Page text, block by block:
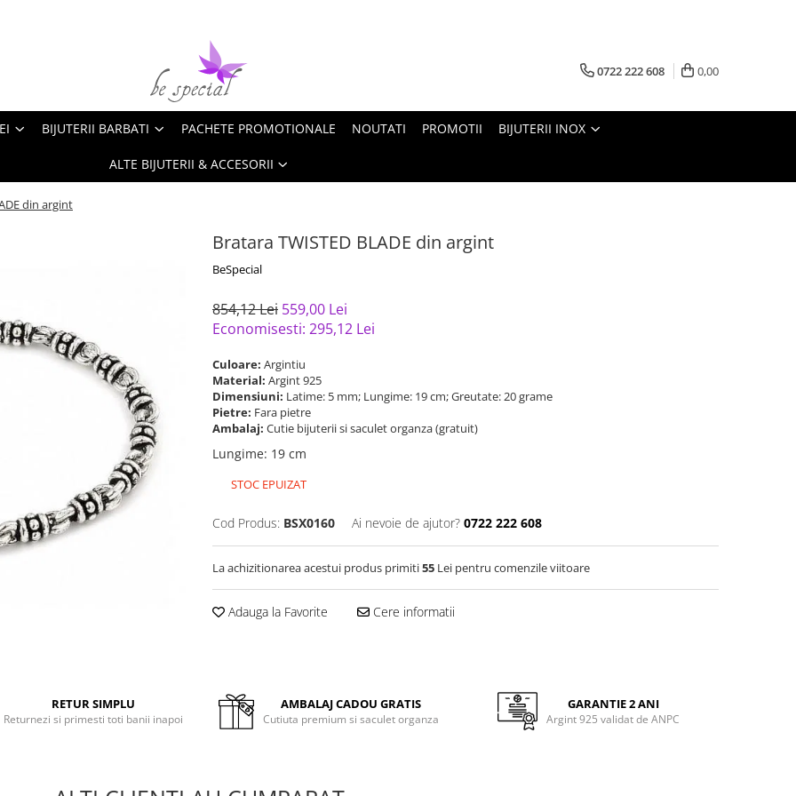
0722 222 608 0,00
BIJUTERII BARBATI PACHETE PROMOTIONALE NOUTATI PROMOTII BIJUTERII INOX
ALTE BIJUTERII & ACCESORII
din argint
Bratara TWISTED BLADE din argint
BeSpecial
854,12 Lei 559,00 Lei
Economisesti: 295,12 Lei
Culoare: Argintiu
Material: Argint 925
Dimensiuni: Latime: 5 mm; Lungime: 19 cm; Greutate: 20 grame
Pietre: Fara pietre
Ambalaj: Cutie bijuterii si saculet organza (gratuit)
Lungime: 19 cm
STOC EPUIZAT
Cod Produs: BSX0160 Ai nevoie de ajutor? 0722 222 608
La achizitionarea acestui produs primiti55 Lei pentru comenzile viitoare
Adauga la Favorite Cere informatii
RETUR SIMPLU
Returnezi si primesti toti banii inapoi
AMBALAJ CADOU GRATIS
Cutiuta premium si saculet organza
GARANTIE 2 ANI
Argint 925 validat de ANPC